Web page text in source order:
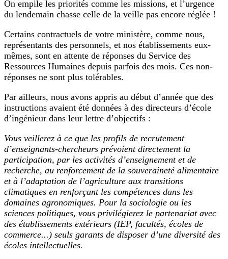
On empile les priorités comme les missions, et l’urgence
du lendemain chasse celle de la veille pas encore réglée !
Certains contractuels de votre ministère, comme nous,
représentants des personnels, et nos établissements eux-
mêmes, sont en attente de réponses du Service des
Ressources Humaines depuis parfois des mois. Ces non-
réponses ne sont plus tolérables.
Par ailleurs, nous avons appris au début d’année que des
instructions avaient été données à des directeurs d’école
d’ingénieur dans leur lettre d’objectifs :
Vous veillerez à ce que les profils de recrutement
d’enseignants-chercheurs prévoient directement la
participation, par les activités d’enseignement et de
recherche, au renforcement de la souveraineté alimentaire
et à l’adaptation de l’agriculture aux transitions
climatiques en renforçant les compétences dans les
domaines agronomiques. Pour la sociologie ou les
sciences politiques, vous privilégierez le partenariat avec
des établissements extérieurs (IEP, facultés, écoles de
commerce...) seuls garants de disposer d’une diversité des
écoles intellectuelles.